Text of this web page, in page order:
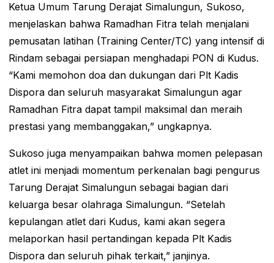
Ketua Umum Tarung Derajat Simalungun, Sukoso,
menjelaskan bahwa Ramadhan Fitra telah menjalani
pemusatan latihan (Training Center/TC) yang intensif di
Rindam sebagai persiapan menghadapi PON di Kudus.
“Kami memohon doa dan dukungan dari Plt Kadis
Dispora dan seluruh masyarakat Simalungun agar
Ramadhan Fitra dapat tampil maksimal dan meraih
prestasi yang membanggakan,” ungkapnya.
Sukoso juga menyampaikan bahwa momen pelepasan
atlet ini menjadi momentum perkenalan bagi pengurus
Tarung Derajat Simalungun sebagai bagian dari
keluarga besar olahraga Simalungun. “Setelah
kepulangan atlet dari Kudus, kami akan segera
melaporkan hasil pertandingan kepada Plt Kadis
Dispora dan seluruh pihak terkait,” janjinya.